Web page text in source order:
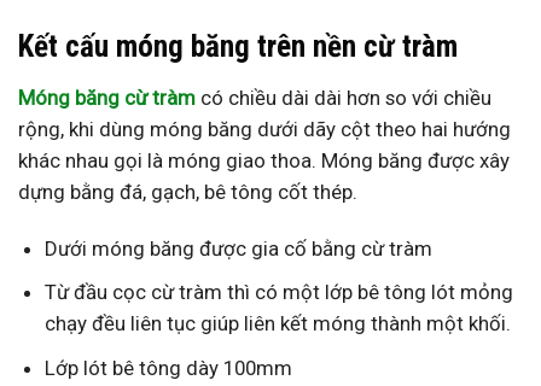
Kết cấu móng băng trên nền cừ tràm
Móng băng cừ tràm có chiều dài dài hơn so với chiều
rộng, khi dùng móng băng dưới dãy cột theo hai hướng
khác nhau gọi là móng giao thoa. Móng băng được xây
dựng bằng đá, gạch, bê tông cốt thép.
Dưới móng băng được gia cố bằng cừ tràm
Từ đầu cọc cừ tràm thì có một lớp bê tông lót mỏng
chạy đều liên tục giúp liên kết móng thành một khối.
Lớp lót bê tông dày 100mm